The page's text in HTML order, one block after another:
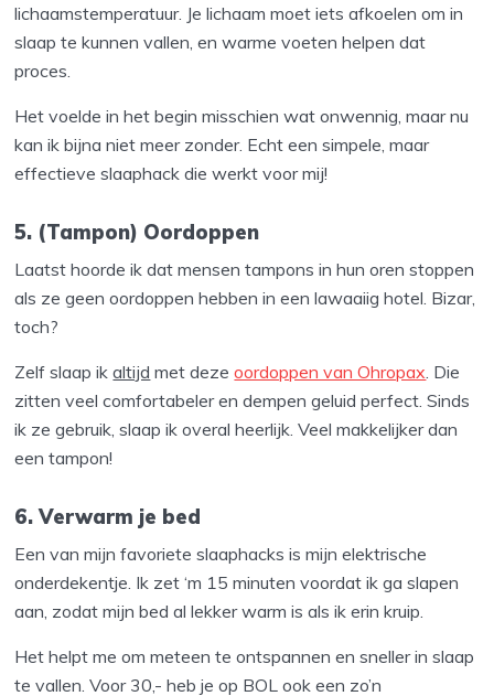
lichaamstemperatuur. Je lichaam moet iets afkoelen om in
slaap te kunnen vallen, en warme voeten helpen dat
proces.
Het voelde in het begin misschien wat onwennig, maar nu
kan ik bijna niet meer zonder. Echt een simpele, maar
effectieve slaaphack die werkt voor mij!
5. (Tampon) Oordoppen
Laatst hoorde ik dat mensen tampons in hun oren stoppen
als ze geen oordoppen hebben in een lawaaiig hotel. Bizar,
toch?
Zelf slaap ikaltijd met dezeoordoppen van Ohropax . Die
zitten veel comfortabeler en dempen geluid perfect. Sinds
ik ze gebruik, slaap ik overal heerlijk. Veel makkelijker dan
een tampon!
6. Verwarm je bed
Een van mijn favoriete slaaphacks is mijn elektrische
onderdekentje. Ik zet ‘m 15 minuten voordat ik ga slapen
aan, zodat mijn bed al lekker warm is als ik erin kruip.
Het helpt me om meteen te ontspannen en sneller in slaap
te vallen. Voor 30,- heb je op BOL ook een zo’n